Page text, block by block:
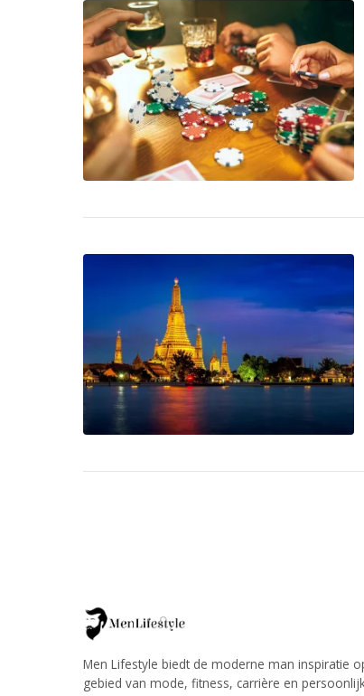
Men Lifestyle biedt de moderne man inspiratie
gebied van mode, fitness, carrière en